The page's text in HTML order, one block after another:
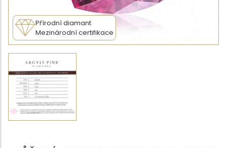
Přírodní diamant
Mezinárodní certifikace